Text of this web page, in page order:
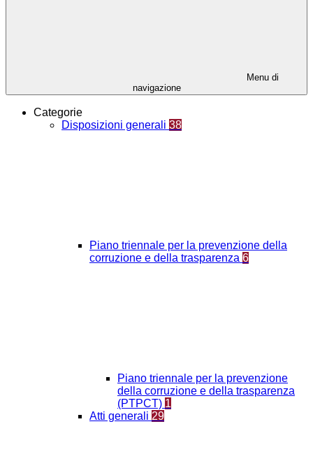
Menu di
navigazione
Categorie
Disposizioni generali 38
Piano triennale per la prevenzione della
corruzione e della trasparenza 6
Piano triennale per la prevenzione
della corruzione e della trasparenza
(PTPCT) 1
Atti generali 29